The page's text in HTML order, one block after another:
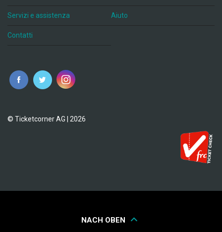
Servizi e assistenza Aiuto
Contatti
© Ticketcorner AG | 2026
NACH OBEN